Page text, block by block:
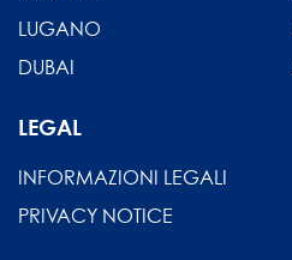
LUGANO
DUBAI
LEGAL
INFORMAZIONI LEGALI
PRIVACY NOTICE